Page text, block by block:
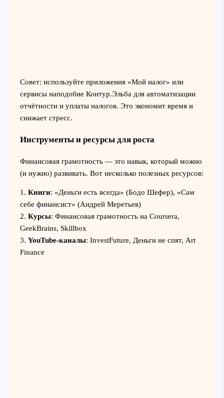
Совет: используйте приложения «Мой налог» или
сервисы наподобие Контур.Эльба для автоматизации
отчётности и уплаты налогов. Это экономит время и
снижает стресс.
Инструменты и ресурсы для роста
Финансовая грамотность — это навык, который можно
(и нужно) развивать. Вот несколько полезных ресурсов:
1. Книги: «Деньги есть всегда» (Бодо Шефер), «Сам
себе финансист» (Андрей Меретьев)
2. Курсы: Финансовая грамотность на Coursera,
GeekBrains, Skillbox
3. YouTube-каналы: InvestFuture, Деньги не спят, Art
Finance